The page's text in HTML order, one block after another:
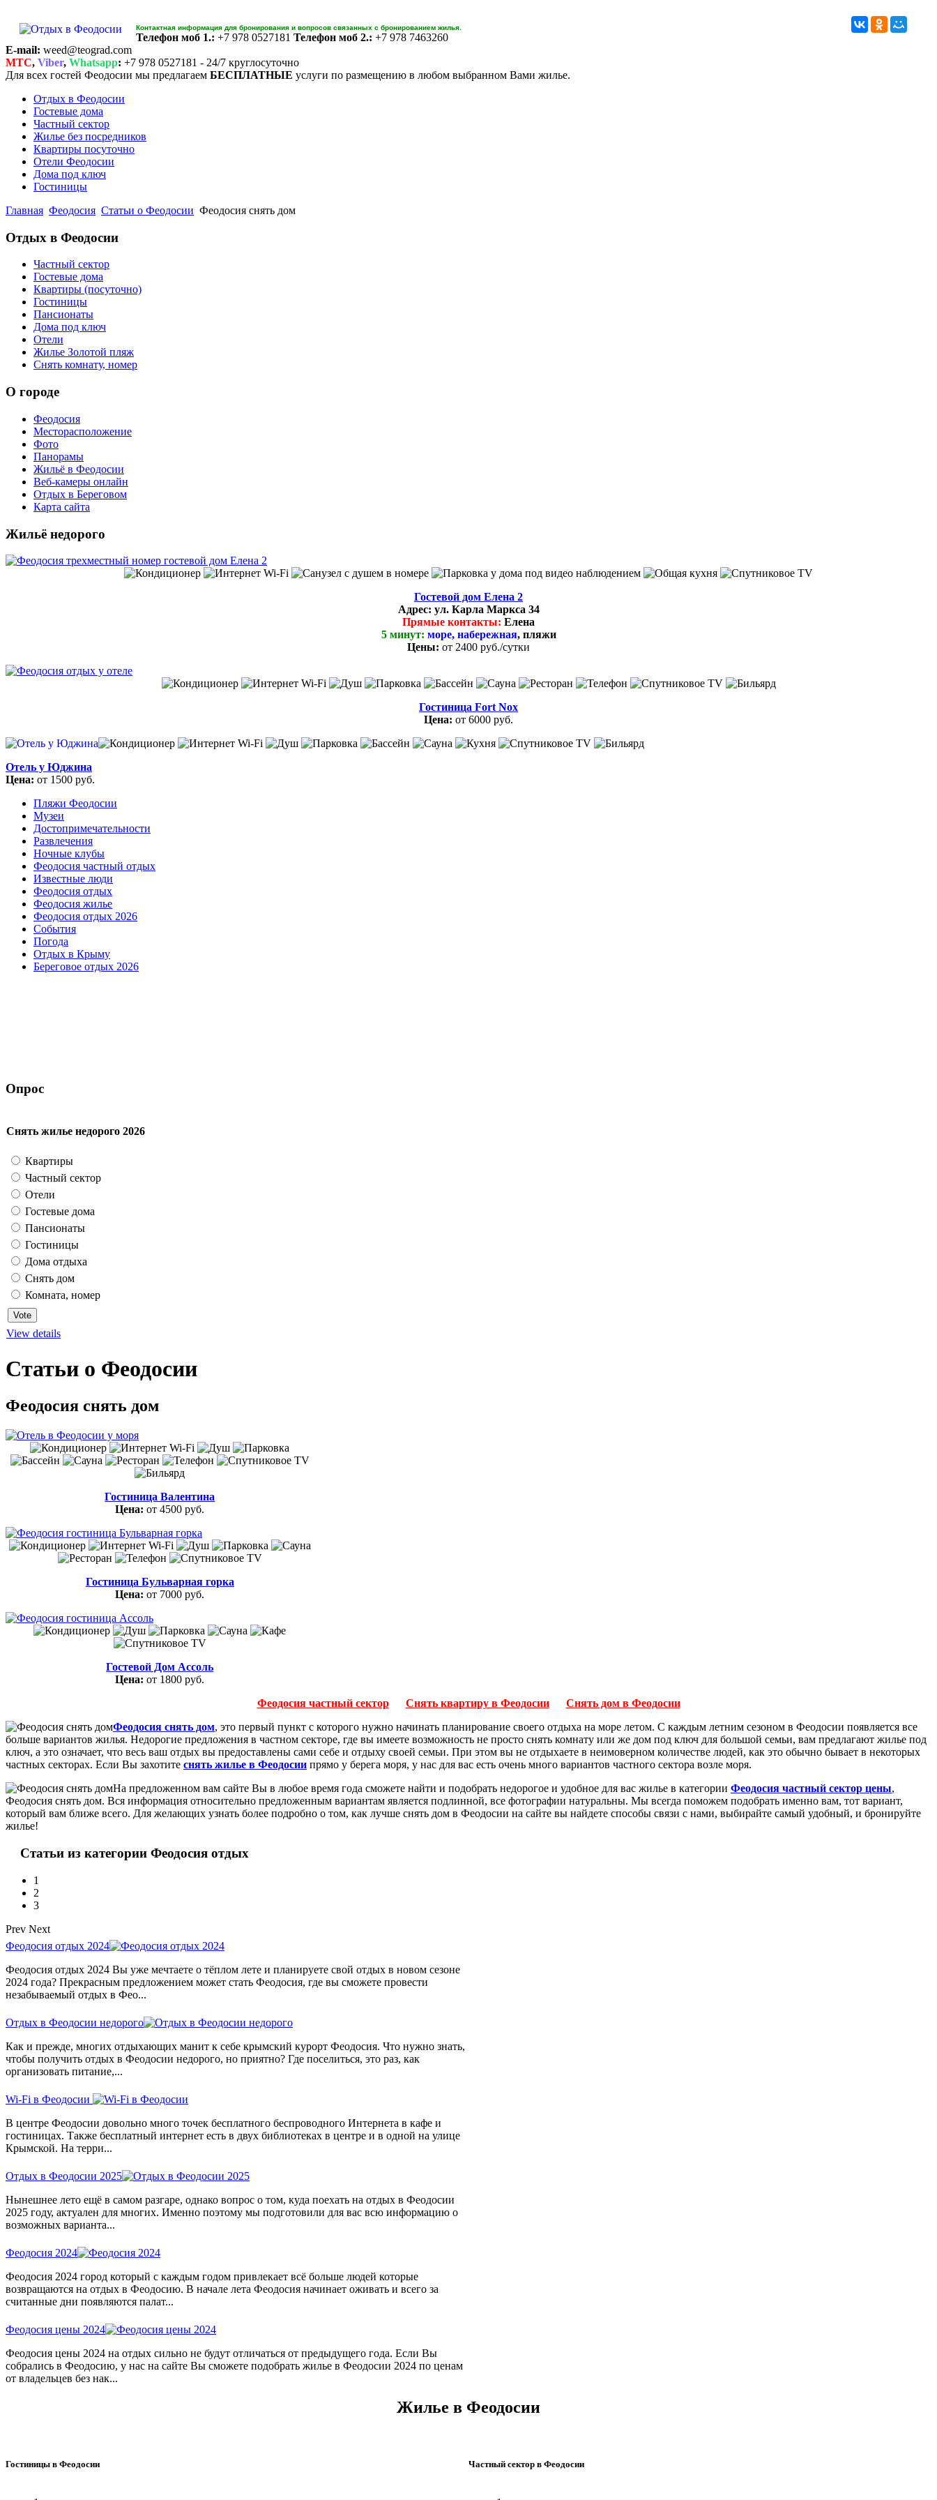
Контактная информация для бронирования и вопросов связанных с бронированием жилья.
Телефон моб 1.: +7 978 0527181 Телефон моб 2.: +7 978 7463260
E-mail: weed@teograd.com
MTC, Viber, Whatsapp: +7 978 0527181 - 24/7 круглосуточно
Для всех гостей Феодосии мы предлагаем БЕСПЛАТНЫЕ услуги по размещению в любом выбранном Вами жилье.
Отдых в Феодосии
Гостевые дома
Частный сектор
Жилье без посредников
Квартиры посуточно
Отели Феодосии
Дома под ключ
Гостиницы
Главная Феодосия Статьи о Феодосии Феодосия снять дом
Отдых в Феодосии
Частный сектор
Гостевые дома
Квартиры (посуточно)
Гостиницы
Пансионаты
Дома под ключ
Отели
Жилье Золотой пляж
Снять комнату, номер
О городе
Феодосия
Месторасположение
Фото
Панорамы
Жильё в Феодосии
Веб-камеры онлайн
Отдых в Береговом
Карта сайта
Жильё недорого
Гостевой дом Елена 2
Адрес: ул. Карла Маркса 34
Прямые контакты: Елена
5 минут: море, набережная, пляжи
Цены: от 2400 руб./сутки
Гостиница Fort Nox
Цена: от 6000 руб.
Отель у Юджина
Цена: от 1500 руб.
Пляжи Феодосии
Музеи
Достопримечательности
Развлечения
Ночные клубы
Феодосия частный отдых
Известные люди
Феодосия отдых
Феодосия жилье
Феодосия отдых 2026
События
Погода
Отдых в Крыму
Береговое отдых 2026
Опрос
Снять жилье недорого 2026
Квартиры
Частный сектор
Отели
Гостевые дома
Пансионаты
Гостиницы
Дома отдыха
Снять дом
Комната, номер
View details
Статьи о Феодосии
Феодосия снять дом
Гостиница Валентина
Цена: от 4500 руб.
Гостиница Бульварная горка
Цена: от 7000 руб.
Гостевой Дом Ассоль
Цена: от 1800 руб.
Феодосия частный сектор
Снять квартиру в Феодосии
Снять дом в Феодосии
Феодосия снять дом, это первый пункт с которого нужно начинать планирование своего отдыха на море летом. С каждым летним сезоном в Феодосии появляется все
больше вариантов жилья. Недорогие предложения в частном секторе, где вы имеете возможность не просто снять комнату или же дом под ключ для большой семьи, вам предлагают жилье под
ключ, а это означает, что весь ваш отдых вы предоставлены сами себе и отдыху своей семьи. При этом вы не отдыхаете в неимоверном количестве людей, как это обычно бывает в некоторых
частных секторах. Если Вы захотите снять жилье в Феодосии прямо у берега моря, у нас для вас есть очень много вариантов частного сектора возле моря.
На предложенном вам сайте Вы в любое время года сможете найти и подобрать недорогое и удобное для вас жилье в категории Феодосия частный сектор цены,
Феодосия снять дом. Вся информация относительно предложенным вариантам является подлинной, все фотографии натуральны. Мы всегда поможем подобрать именно вам, тот вариант,
который вам ближе всего. Для желающих узнать более подробно о том, как лучше снять дом в Феодосии на сайте вы найдете способы связи с нами, выбирайте самый удобный, и бронируйте
жилье!
Статьи из категории Феодосия отдых
1
2
3
Prev Next
Феодосия отдых 2024
Феодосия отдых 2024 Вы уже мечтаете о тёплом лете и планируете свой отдых в новом сезоне
2024 года? Прекрасным предложением может стать Феодосия, где вы сможете провести
незабываемый отдых в Фео...
Отдых в Феодосии недорого
Как и прежде, многих отдыхающих манит к себе крымский курорт Феодосия. Что нужно знать,
чтобы получить отдых в Феодосии недорого, но приятно? Где поселиться, это раз, как
организовать питание,...
Wi-Fi в Феодосии
В центре Феодосии довольно много точек бесплатного беспроводного Интернета в кафе и
гостиницах. Также бесплатный интернет есть в двух библиотеках в центре и в одной на улице
Крымской. На терри...
Отдых в Феодосии 2025
Нынешнее лето ещё в самом разгаре, однако вопрос о том, куда поехать на отдых в Феодосии
2025 году, актуален для многих. Именно поэтому мы подготовили для вас всю информацию о
возможных варианта...
Феодосия 2024
Феодосия 2024 город который с каждым годом привлекает всё больше людей которые
возвращаются на отдых в Феодосию. В начале лета Феодосия начинает оживать и всего за
считанные дни появляются палат...
Феодосия цены 2024
Феодосия цены 2024 на отдых сильно не будут отличаться от предыдущего года. Если Вы
собрались в Феодосию, у нас на сайте Вы сможете подобрать жилье в Феодосии 2024 по ценам
от владельцев без нак...
Жилье в Феодосии
Гостиницы в Феодосии Частный сектор в Феодосии